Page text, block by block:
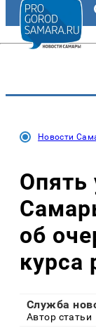
Новости
Опять
об
курса
Служба
Автор статьи